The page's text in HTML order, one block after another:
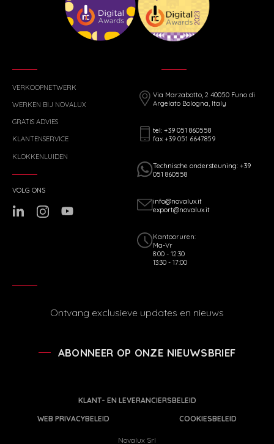
VERKOOPNETWERK
WERKEN BIJ NOVALUX
GRATIS ADVIES
KLANTENSERVICE
KLOKKENLUIDEN
Via Marzabotto, 2 40050 Funo di
Argelato Bologna, Italy
tel: +39 051 860558
fax +39 051 6647859
Technische ondersteuning: +39
051 860558
info@novalux.it
export@novalux.it
Kantooruren:
Ma-Vr
8:00 - 12:30
13:30 - 17:00
VOLG ONS
Ontvang exclusieve updates en nieuws
ABONNEER OP ONZE NIEUWSBRIEF
KLANT- EN LEVERANCIERSBELEID
WEB PRIVACYBELEID
COOKIESBELEID
Novalux Srl